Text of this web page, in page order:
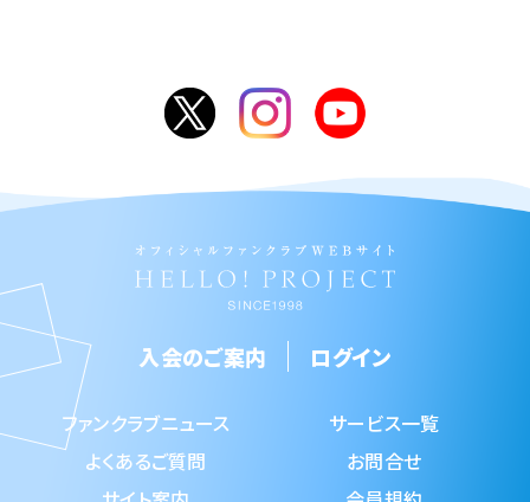
入会のご案内 ログイン
ファンクラブニュース
サービス一覧
よくあるご質問
お問合せ